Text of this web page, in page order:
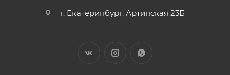
г. Екатеринбург, Артинская 23Б